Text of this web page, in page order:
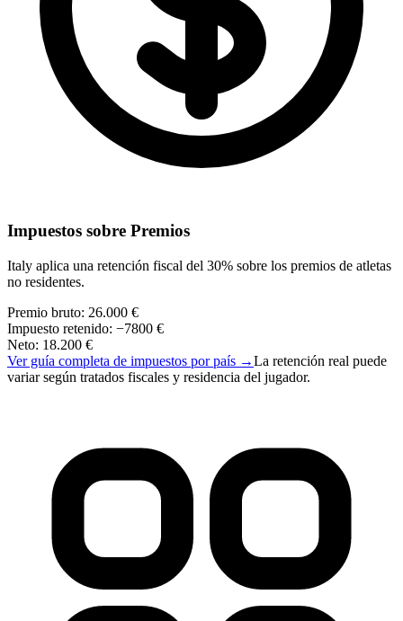
Impuestos sobre Premios
Italy aplica una retención fiscal del 30% sobre los premios de atletas
no residentes.
Premio bruto: 26.000 €
Impuesto retenido: −7800 €
Neto: 18.200 €
Ver guía completa de impuestos por país →La retención real puede
variar según tratados fiscales y residencia del jugador.